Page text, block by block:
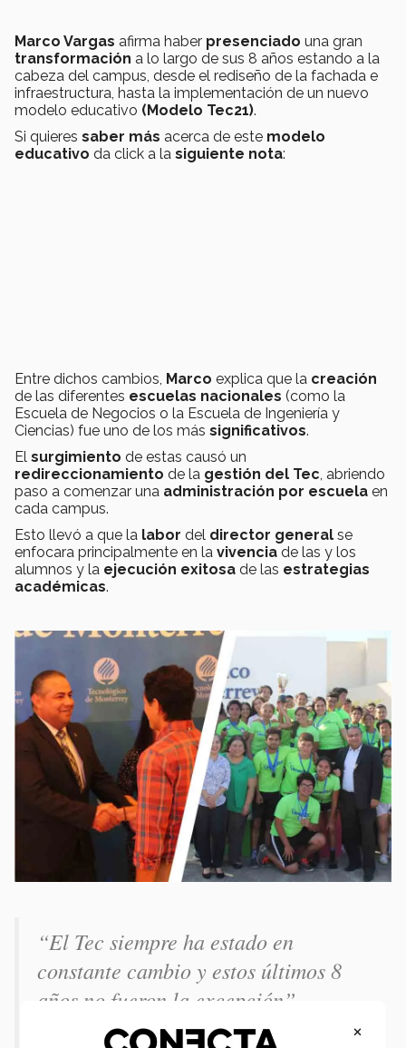
Marco Vargas afirma haber presenciado una gran
transformación a lo largo de sus 8 años estando a la
cabeza del campus, desde el rediseño de la fachada e
infraestructura, hasta la implementación de un nuevo
modelo educativo (Modelo Tec21).
Si quieres saber más acerca de este modelo
educativo da click a la siguiente nota:
Entre dichos cambios, Marco explica que la creación
de las diferentes escuelas nacionales (como la
Escuela de Negocios o la Escuela de Ingeniería y
Ciencias) fue uno de los más significativos.
El surgimiento de estas causó un
redireccionamiento de la gestión del Tec, abriendo
paso a comenzar una administración por escuela en
cada campus.
Esto llevó a que la labor del director general se
enfocara principalmente en la vivencia de las y los
alumnos y la ejecución exitosa de las estrategias
académicas.
“El Tec siempre ha estado en
constante cambio y estos últimos 8
años no fueron la excepción” -
explicó Marco Vargas.
×